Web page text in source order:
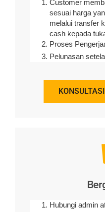
Customer
sesuai harga
melalui transfer
cash kepada
Proses
Pelunasan
Hubungi admin